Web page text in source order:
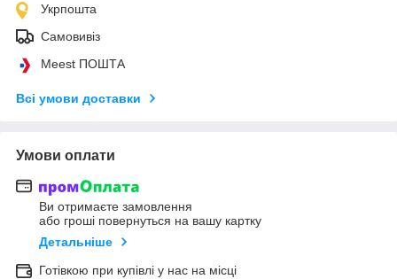
Укрпошта
Самовивіз
Meest ПОШТА
Всі умови доставки
Умови оплати
Ви отримаєте замовлення
або гроші повернуться на вашу картку
Детальніше
Готівкою при купівлі у нас на місці